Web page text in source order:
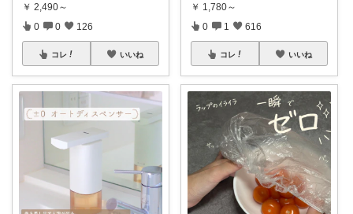
￥ 2,490～
0 0 126
コレ いいね
￥ 1,780～
0 1 616
コレ いいね